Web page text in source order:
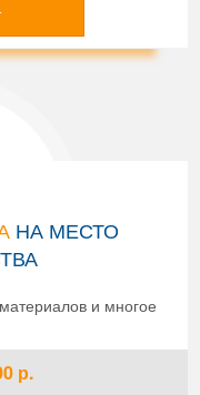
НА МЕСТО
и многое
р.